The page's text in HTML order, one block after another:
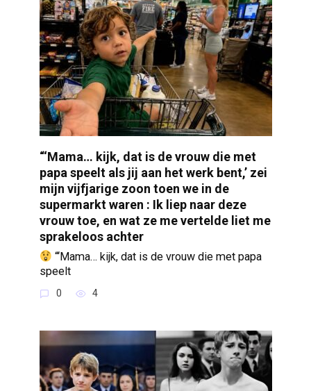
“‘Mama… kijk, dat is de vrouw die met
papa speelt als jij aan het werk bent,’ zei
mijn vijfjarige zoon toen we in de
supermarkt waren : Ik liep naar deze
vrouw toe, en wat ze me vertelde liet me
sprakeloos achter
“‘Mama… kijk, dat is de vrouw die met papa
speelt
0 4